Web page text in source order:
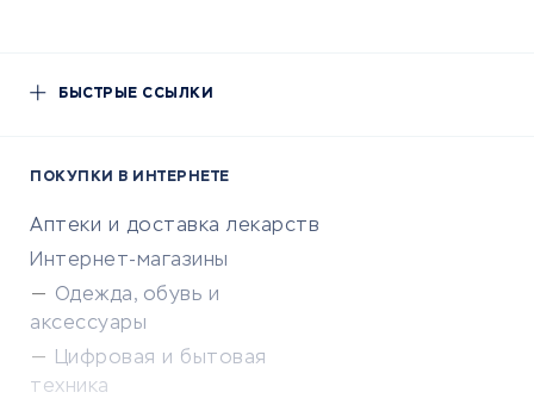
БЫСТРЫЕ ССЫЛКИ
ПОКУПКИ В ИНТЕРНЕТЕ
Аптеки и доставка лекарств
Интернет-магазины
Одежда, обувь и
аксессуары
Цифровая и бытовая
техника